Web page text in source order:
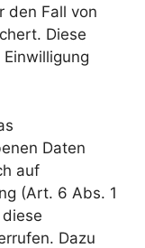
den Fall von
Diese
Daten
auf
(Art. 6 Abs. 1
Dazu